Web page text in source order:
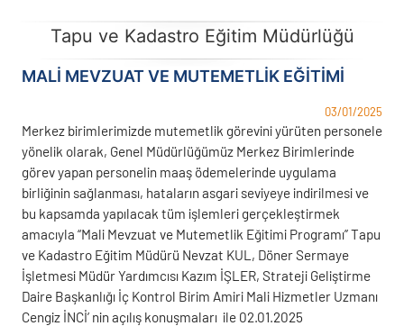
PROJELER
E-HİZMETLER
S.S.S.
Tapu ve Kadastro Eğitim Müdürlüğü
MALI MEVZUAT VE MUTEMETLIK EĞITIMI
03/01/2025
Merkez birimlerimizde mutemetlik görevini yürüten personele
yönelik olarak, Genel Müdürlüğümüz Merkez Birimlerinde
görev yapan personelin maaş ödemelerinde uygulama
birliğinin sağlanması, hataların asgari seviyeye indirilmesi ve
bu kapsamda yapılacak tüm işlemleri gerçekleştirmek
amacıyla “Mali Mevzuat ve Mutemetlik Eğitimi Programı” Tapu
ve Kadastro Eğitim Müdürü Nevzat KUL, Döner Sermaye
İşletmesi Müdür Yardımcısı Kazım İŞLER, Strateji Geliştirme
Daire Başkanlığı İç Kontrol Birim Amiri Mali Hizmetler Uzmanı
Cengiz İNCİ’ nin açılış konuşmaları ile 02.01.2025